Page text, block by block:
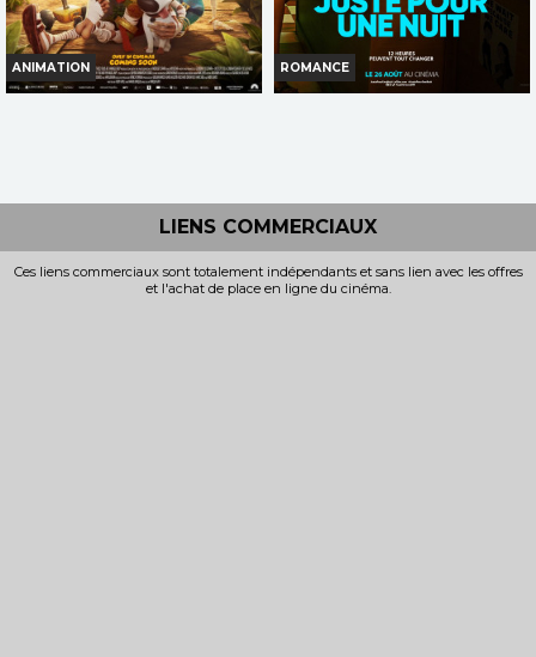
ANIMATION
Bande-annonce
Réservation
ROMANCE
Bande-annonce
Réservation
LIENS COMMERCIAUX
Ces liens commerciaux sont totalement indépendants et sans lien avec les offres
et l'achat de place en ligne du cinéma.